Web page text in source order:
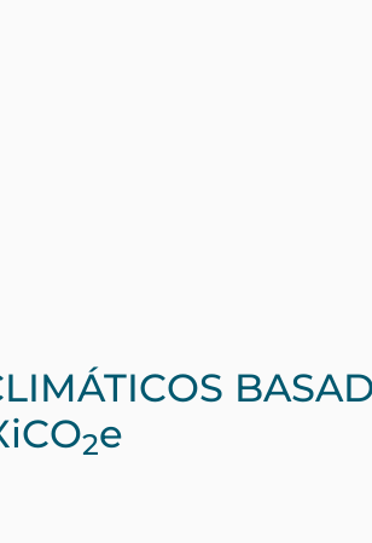
2e